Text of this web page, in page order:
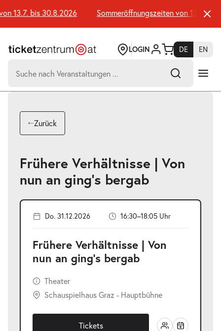
Seiteninhalt
springen
13.7. bis 30.8.2026 Sommeröffnungszeiten von 13.7. bis
LOGIN DE
EN
nach:
Suchtreffer:
Zurück
Frühere Verhältnisse | Von
nun an ging’s bergab
Do. 31.12.2026 16:30–18:05 Uhr
Frühere Verhältnisse | Von
nun an ging’s bergab
Theater
Schauspielhaus Graz - Hauptbühne
Tickets